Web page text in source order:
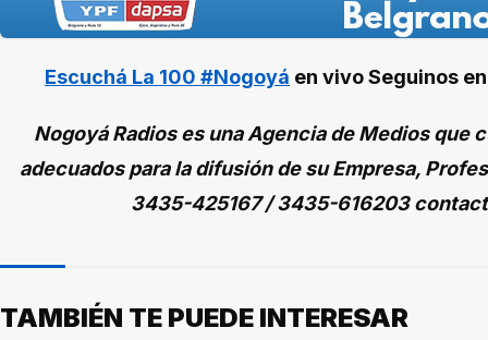
Escuchá La 100 #Nogoyá en vivoSeguinos
Nogoyá Radios es una Agencia de Medios
adecuados para la difusión de su Empresa,
3435-425167 / 3435-616203
TAMBIÉN TE PUEDE INTERESAR